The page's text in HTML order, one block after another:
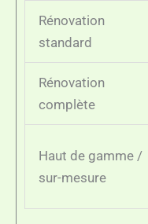
Rénovation
standard
Rénovation
complète
Haut de gamme /
sur-mesure